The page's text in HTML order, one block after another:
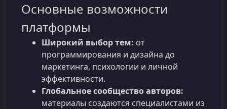
Основные возможности
платформы
Широкий выбор тем: от
программирования и дизайна до
маркетинга, психологии и личной
эффективности.
Глобальное сообщество авторов:
материалы создаются специалистами из